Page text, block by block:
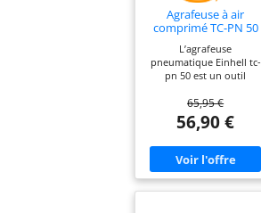
Agrafeuse à air
comprimé TC-PN 50
L’agrafeuse
pneumatique Einhell tc-
pn 50 est un outil
utilisation dans l’atelier,
dans la maison et au
garage. Cet appareil 2-
agrafeuse et un cloueuse
pneumatique est idéal
pour les travaux de
65,95 €
56,90 €